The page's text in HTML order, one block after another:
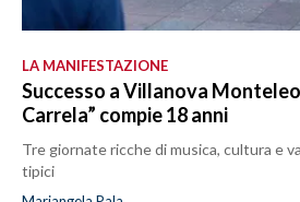
LA MANIFESTAZIONE
Successo a Villanova
Carrela” compie 18 anni
Tre giornate ricche di musica, cultura e
tipici